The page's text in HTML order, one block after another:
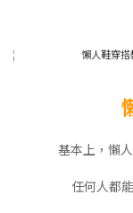
基本上，懶
任何人都